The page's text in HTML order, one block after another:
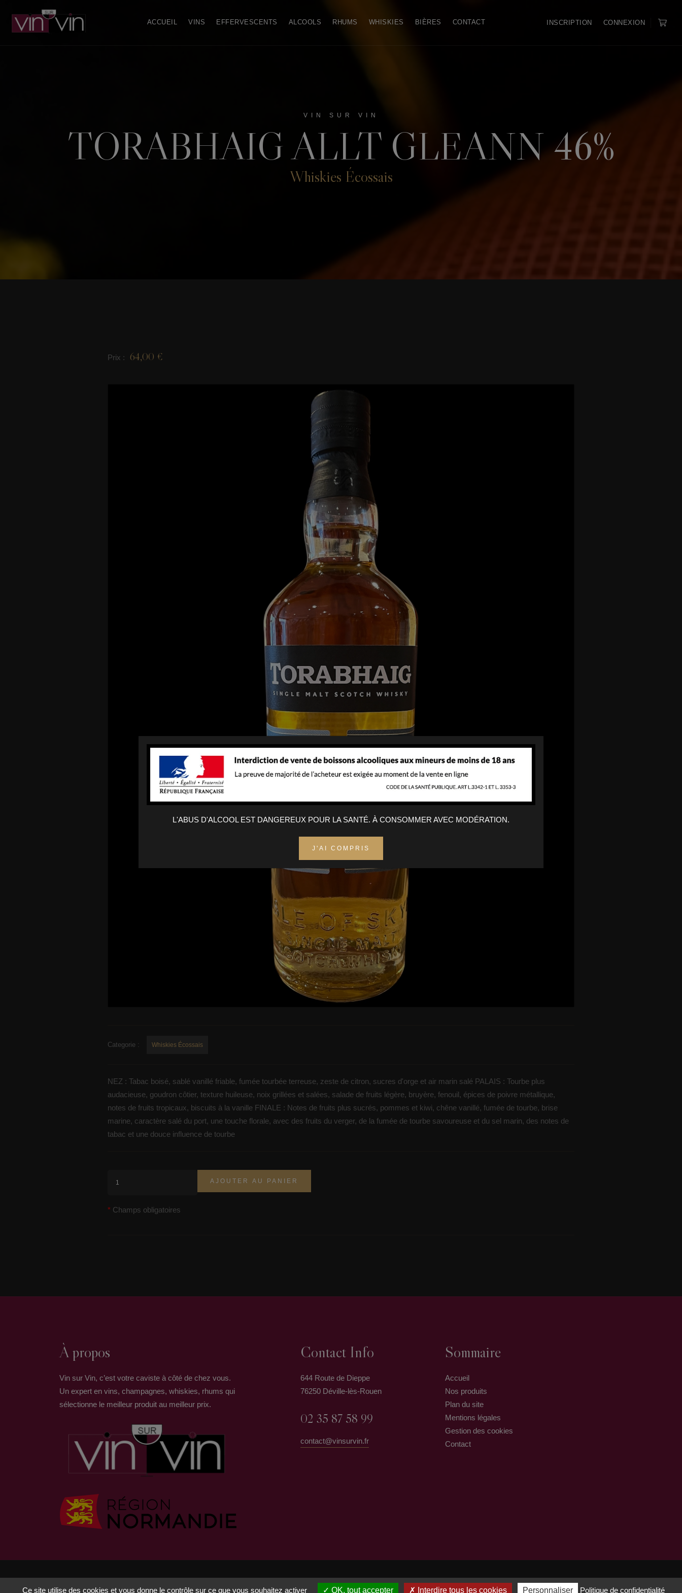
ACCUEIL VINS EFFERVESCENTS ALCOOLS RHUMS WHISKIES BIÈRES CONTACT INSCRIPTION CONNEXION
VIN SUR VIN
TORABHAIG ALLT GLEANN 46%
Whiskies Écossais
Prix : 64,00 €
Categorie : Whiskies Écossais
NEZ : Tabac boisé, sablé vanillé friable, fumée tourbée terreuse, zeste de citron, sucres d'orge et air marin salé PALAIS : Tourbe plus
audacieuse, goudron côtier, texture huileuse, noix grillées et salées, salade de fruits légère, bruyère, fenouil, épices de poivre métallique,
notes de fruits tropicaux, biscuits à la vanille FINALE : Notes de fruits plus sucrés, pommes et kiwi, chêne vanillé, fumée de tourbe, brise
marine, caractère salé du port, une touche florale, avec des fruits du verger, de la fumée de tourbe savoureuse et du sel marin, des notes de
tabac et une douce influence de tourbe
Champs obligatoires
AJOUTER AU PANIER
L'ABUS D'ALCOOL EST DANGEREUX POUR LA SANTÉ. À CONSOMMER AVEC MODÉRATION.
J'AI COMPRIS
À propos
Vin sur Vin, c’est votre caviste à côté de chez vous.
Un expert en vins, champagnes, whiskies, rhums qui
sélectionne le meilleur produit au meilleur prix.
Contact Info
644 Route de Dieppe
76250 Déville-lès-Rouen
02 35 87 58 99
contact@vinsurvin.fr
Sommaire
Accueil
Nos produits
Plan du site
Mentions légales
Gestion des cookies
Contact
Ce site utilise des cookies et vous donne le contrôle sur ce que vous souhaitez activer OK, tout accepter Interdire tous les cookies Personnaliser Politique de confidentialité